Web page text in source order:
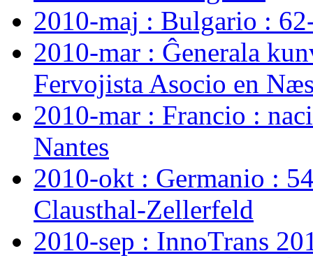
2010-maj : Bulgario :
2010-mar : Ĝenerala
Fervojista Asocio en
2010-mar : Francio :
Nantes
2010-okt : Germanio :
Clausthal-Zellerfeld
2010-sep : InnoTrans